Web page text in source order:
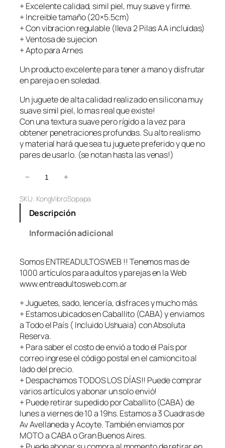
+ Excelente calidad, simil piel, muy suave y firme.
+ Increible tamaño (20×5.5cm)
+ Con vibracion regulable (lleva 2 Pilas AA incluidas)
+ Ventosa de sujecion
+ Apto para Arnes
Un producto excelente para tener a mano y disfrutar
en pareja o en soledad.
Un juguete de alta calidad realizado en silicona muy
suave simil piel, lo mas real que existe!
Con una textura suave pero rígido a la vez para
obtener penetraciones profundas. Su alto realismo
y material hará que sea tu juguete preferido y que no
pares de usarlo. (se notan hasta las venas!)
b
a
C
o
n
s
o
l
a
d
o
r
K
o
n
g
2
0
x
− +
SKU: KongVibroSopapa
Descripción
Información adicional
Somos ENTREADULTOSWEB !! Tenemos mas de
1000 artículos para adultos y parejas en la Web
www.entreadultosweb.com.ar
+ Juguetes, sado, lencería, disfraces y mucho más.
+ Estamos ubicados en Caballito (CABA) y enviamos
a Todo el País ( Incluido Ushuaia) con Absoluta
Reserva.
+ Para saber el costo de envió a todo el País por
correo ingrese el código postal en el camioncito al
lado del precio.
+ Despachamos TODOS LOS DÍAS!! Puede comprar
varios artículos y abonar un solo envió!
+ Puede retirar su pedido por Caballito (CABA) de
lunes a viernes de 10 a 19hs. Estamos a 3 Cuadras de
Av Avellaneda y Acoyte. También enviamos por
MOTO a CABA o Gran Buenos Aires.